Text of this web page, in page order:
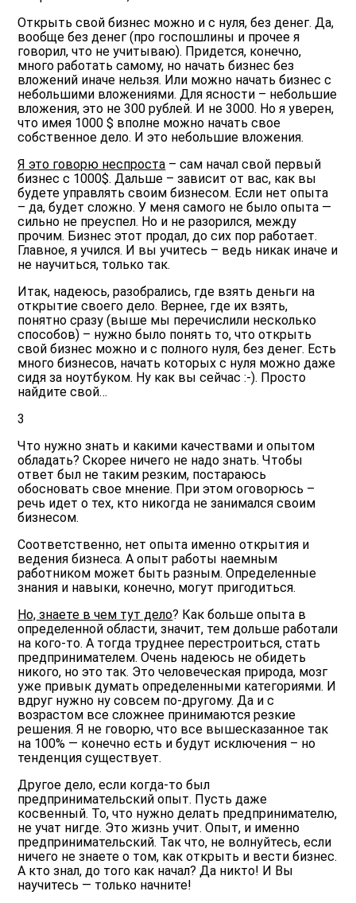
Открыть свой бизнес можно и с нуля, без денег. Да,
вообще без денег (про госпошлины и прочее я
говорил, что не учитываю). Придется, конечно,
много работать самому, но начать бизнес без
вложений иначе нельзя. Или можно начать бизнес с
небольшими вложениями. Для ясности – небольшие
вложения, это не 300 рублей. И не 3000. Но я уверен,
что имея 1000 $ вполне можно начать свое
собственное дело. И это небольшие вложения.
Я это говорю неспроста – сам начал свой первый
бизнес с 1000$. Дальше – зависит от вас, как вы
будете управлять своим бизнесом. Если нет опыта
– да, будет сложно. У меня самого не было опыта —
сильно не преуспел. Но и не разорился, между
прочим. Бизнес этот продал, до сих пор работает.
Главное, я учился. И вы учитесь – ведь никак иначе и
не научиться, только так.
Итак, надеюсь, разобрались, где взять деньги на
открытие своего дело. Вернее, где их взять,
понятно сразу (выше мы перечислили несколько
способов) – нужно было понять то, что открыть
свой бизнес можно и с полного нуля, без денег. Есть
много бизнесов, начать которых с нуля можно даже
сидя за ноутбуком. Ну как вы сейчас :-). Просто
найдите свой…
3
Что нужно знать и какими качествами и опытом
обладать? Скорее ничего не надо знать. Чтобы
ответ был не таким резким, постараюсь
обосновать свое мнение. При этом оговорюсь –
речь идет о тех, кто никогда не занимался своим
бизнесом.
Соответственно, нет опыта именно открытия и
ведения бизнеса. А опыт работы наемным
работником может быть разным. Определенные
знания и навыки, конечно, могут пригодиться.
Но, знаете в чем тут дело? Как больше опыта в
определенной области, значит, тем дольше работали
на кого-то. А тогда труднее перестроиться, стать
предпринимателем. Очень надеюсь не обидеть
никого, но это так. Это человеческая природа, мозг
уже привык думать определенными категориями. И
вдруг нужно ну совсем по-другому. Да и с
возрастом все сложнее принимаются резкие
решения. Я не говорю, что все вышесказанное так
на 100% — конечно есть и будут исключения – но
тенденция существует.
Другое дело, если когда-то был
предпринимательский опыт. Пусть даже
косвенный. То, что нужно делать предпринимателю,
не учат нигде. Это жизнь учит. Опыт, и именно
предпринимательский. Так что, не волнуйтесь, если
ничего не знаете о том, как открыть и вести бизнес.
А кто знал, до того как начал? Да никто! И Вы
научитесь — только начните!